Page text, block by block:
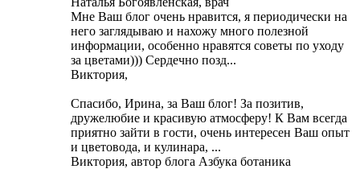
Мне Ваш блог очень нравится, я периодически на
него заглядываю и нахожу много полезной
информации, особенно нравятся советы по уходу
за цветами))) Cердечно позд...
Виктория,
Cпасибо, Ирина, за Ваш блог! За позитив,
дружелюбие и красивую атмосферу! К Вам всегда
приятно зайти в гости, очень интересен Ваш опыт
и цветовода, и кулинара, ...
Виктория, автор блога Азбука ботаника